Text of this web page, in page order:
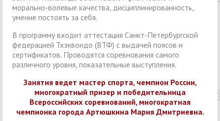
морально-волевые качества, дисциплинированность,
умение постоять за себя.
В программу входит аттестация Санкт-Петербургской
федерацией Тхэквондо (ВТФ) с выдачей поясов и
сертификатов. Проводятся соревнования самого
различного уровня, показательные выступления.
Занятия ведет мастер спорта, чемпион России,
многократный призер и победительница
Всероссийских соревнований, многократная
чемпионка города Артюшкина Мария Дмитриевна.